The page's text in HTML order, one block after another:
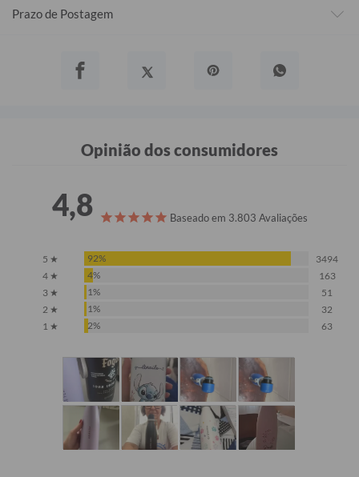
Prazo de Postagem
Opinião dos consumidores
4,8 Baseado em 3.803 Avaliações
5 ★ 92%
3494
4 ★
4%
163
3 ★
1%
51
2 ★
1%
32
1 ★
2% 63